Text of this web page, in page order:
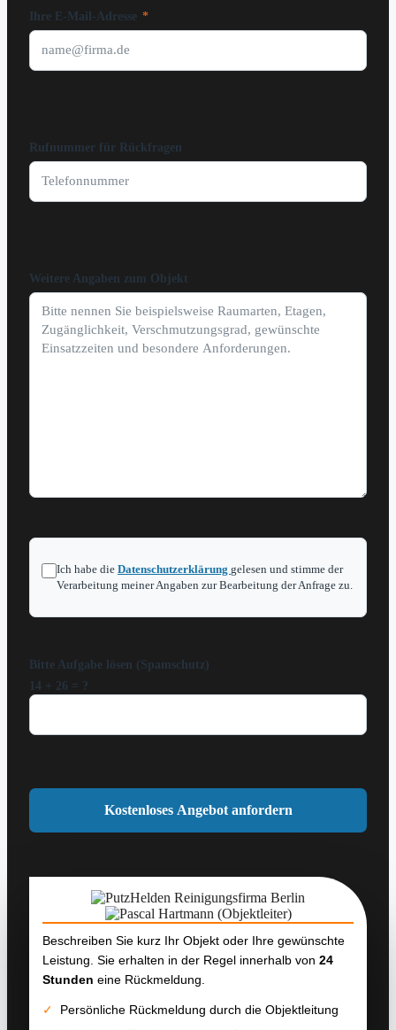
Ihre E-Mail-Adresse *
Rufnummer für Rückfragen
Weitere Angaben zum Objekt
Ich habe die Datenschutzerklärung gelesen und stimme der
Verarbeitung meiner Angaben zur Bearbeitung der Anfrage zu.
Bitte Aufgabe lösen (Spamschutz)
14 + 26 = ?
Beschreiben Sie kurz Ihr Objekt oder Ihre gewünschte
Leistung. Sie erhalten in der Regel innerhalb von 24
Stunden eine Rückmeldung.
✓
Persönliche Rückmeldung durch die Objektleitung